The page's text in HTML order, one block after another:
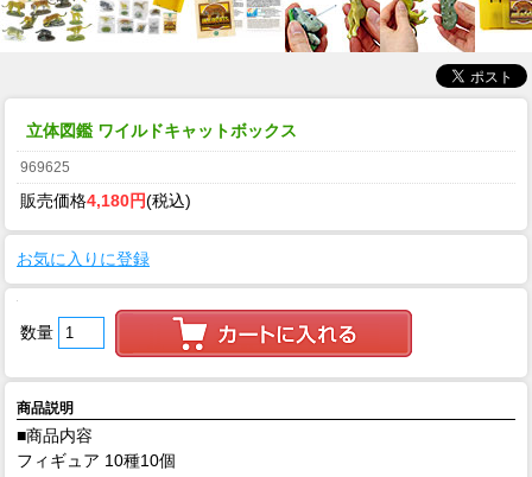
立体図鑑 ワイルドキャットボックス
969625
販売価格4,180円(税込)
お気に入りに登録
数量
商品説明
■商品内容
フィギュア 10種10個